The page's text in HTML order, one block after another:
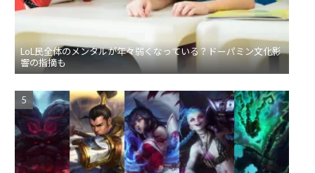
LoL民全体のメンタルが年々弱くなっている？ドーパミン文化影
響の指摘も